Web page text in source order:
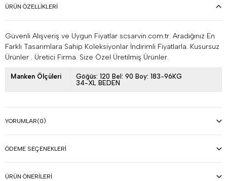
ÜRÜN ÖZELLIKLERI
Güvenli Alışveriş ve Uygun Fiyatlar scsarvin.com.tr. Aradığınız En
Farklı Tasarımlara Sahip Koleksiyonlar İndirimli Fiyatlarla. Kusursuz
Ürünler . Üretici Firma. Size Özel Üretilmiş Ürünler.
Manken Ölçüleri
Göğüs: 120 Bel: 90 Boy: 183-96KG
34-XL BEDEN
YORUMLAR(0)
ÖDEME SEÇENEKLERI
ÜRÜN ÖNERILERI